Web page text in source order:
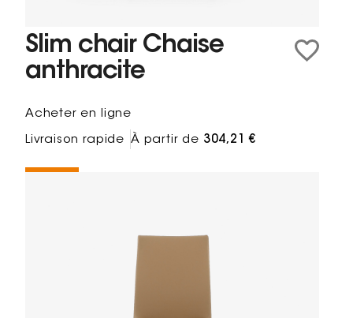
Slim chair Chaise
anthracite
Acheter en ligne
Livraison rapide À partir de 304,21 €